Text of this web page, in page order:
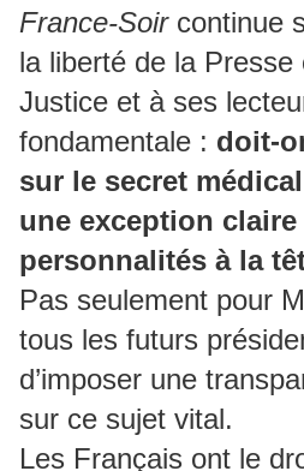
France-Soircontinue
la liberté de la Presse
Justice et à ses
fondamentale : doit-
sur le secret
une exception
personnalités à la
Pas seulement pour
tous les futurs
d’imposer une
sur ce sujet vital.
Les Français ont le